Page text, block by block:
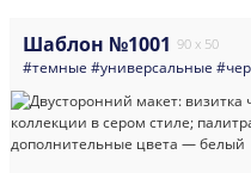
#торт#кондитерская
Шаблон №1001 90 x 50
#темные #универсальные